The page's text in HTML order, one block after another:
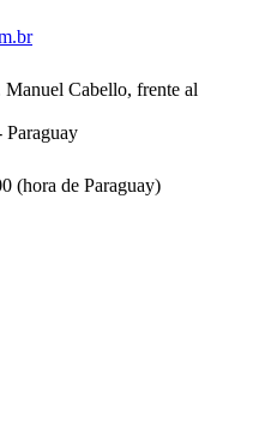
Cabello, frente al
Paraguay
(hora de Paraguay)